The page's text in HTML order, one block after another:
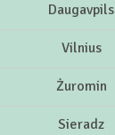
Daugavpils
Vilnius
Żuromin
Sieradz